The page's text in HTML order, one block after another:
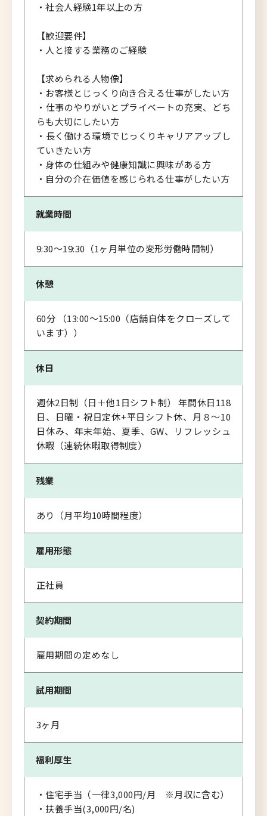
・社会人経験1年以上の方
【歓迎要件】
・人と接する業務のご経験
【求められる人物像】
・お客様とじっくり向き合える仕事がしたい方
・仕事のやりがいとプライベートの充実、どち
らも大切にしたい方
・長く働ける環境でじっくりキャリアアップし
ていきたい方
・身体の仕組みや健康知識に興味がある方
・自分の介在価値を感じられる仕事がしたい方
就業時間
9:30～19:30（1ヶ月単位の変形労働時間制）
休憩
60分 （13:00～15:00（店舗自体をクローズして
います））
休日
週休2日制（日＋他1日シフト制） 年間休日118
日、日曜・祝日定休+平日シフト休、月８～10
日休み、年末年始、夏季、GW、リフレッシュ
休暇（連続休暇取得制度）
残業
あり（月平均10時間程度）
雇用形態
正社員
契約期間
雇用期間の定めなし
試用期間
3ヶ月
福利厚生
・住宅手当（一律3,000円/月 ※月収に含む）
・扶養手当(3,000円/名)